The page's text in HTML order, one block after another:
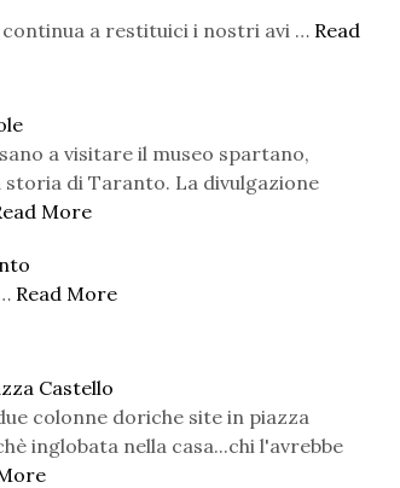
a restituici i nostri avi … Read
a visitare il museo spartano,
di Taranto. La divulgazione
More
Read More
Castello
colonne doriche site in piazza
inglobata nella casa...chi l'avrebbe